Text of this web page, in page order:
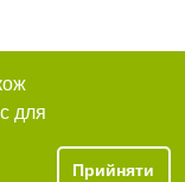
для
Прийняти